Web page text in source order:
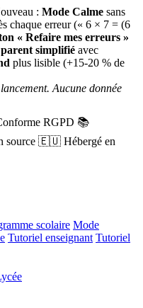
: Mode Calme sans
chaque erreur (« 6 × 7 = (6
« Refaire mes erreurs »
simplifié avec
plus lisible (+15-20 % de
Aucune donnée
RGPD 📚
source 🇪🇺 Hébergé en
scolaire Mode
Tutoriel enseignant Tutoriel